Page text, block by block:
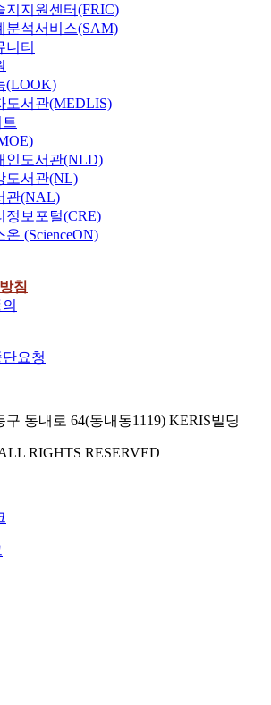
지지원센터(FRIC)
분석서비스(SAM)
니티
(LOOK)
도서관(MEDLIS)
인도서관(NLD)
도서관(NL)
관(NAL)
정보포털(CRE)
(ScienceON)
침
요청
구 동내로 64(동내동1119) KERIS빌딩
RIGHTS RESERVED